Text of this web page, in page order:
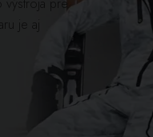
je aj